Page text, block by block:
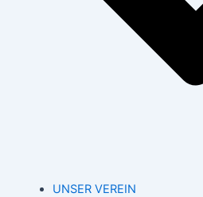
UNSER VEREIN